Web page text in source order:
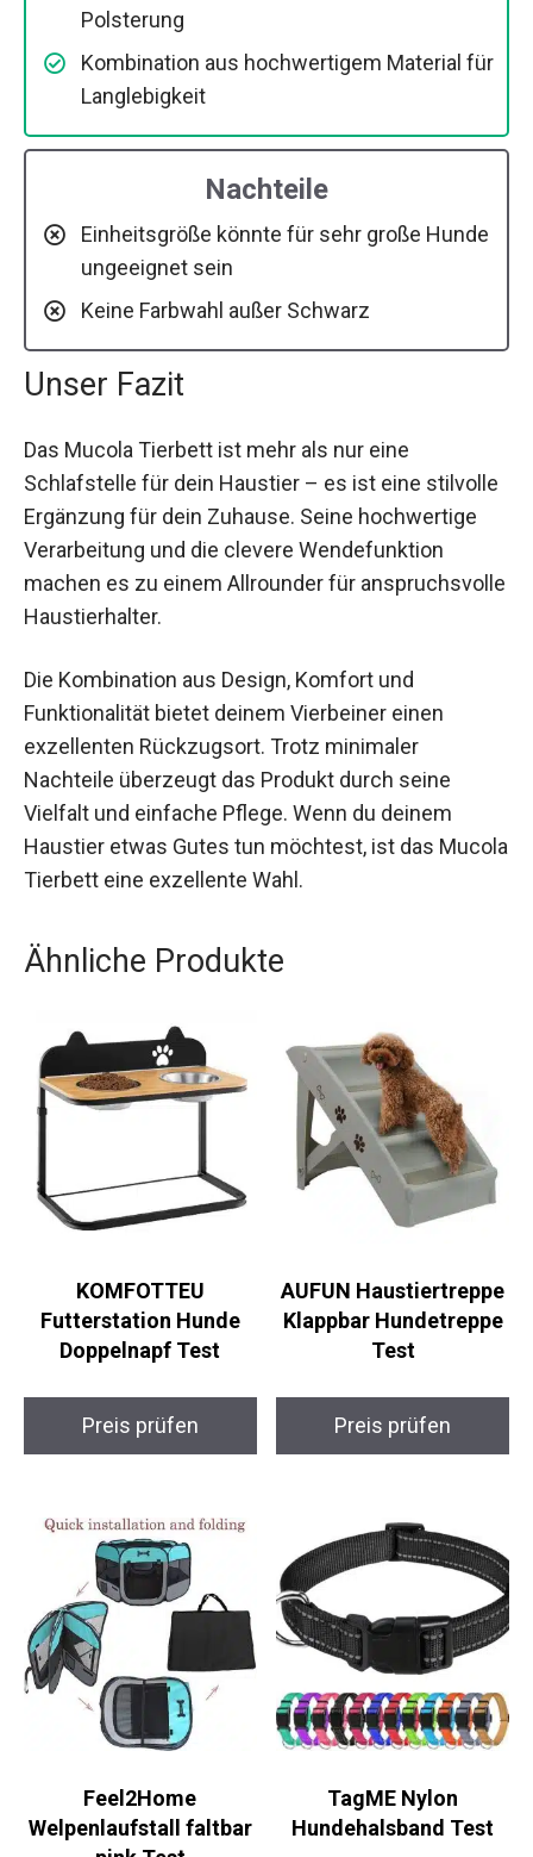
Polsterung
Kombination aus hochwertigem Material für
Langlebigkeit
Nachteile
Einheitsgröße könnte für sehr große Hunde
ungeeignet sein
Keine Farbwahl außer Schwarz
Unser Fazit
Das Mucola Tierbett ist mehr als nur eine
Schlafstelle für dein Haustier – es ist eine stilvolle
Ergänzung für dein Zuhause. Seine hochwertige
Verarbeitung und die clevere Wendefunktion
machen es zu einem Allrounder für anspruchsvolle
Haustierhalter.
Die Kombination aus Design, Komfort und
Funktionalität bietet deinem Vierbeiner einen
exzellenten Rückzugsort. Trotz minimaler
Nachteile überzeugt das Produkt durch seine
Vielfalt und einfache Pflege. Wenn du deinem
Haustier etwas Gutes tun möchtest, ist das Mucola
Tierbett eine exzellente Wahl.
Ähnliche Produkte
KOMFOTTEU
Futterstation Hunde
Doppelnapf Test
Preis prüfen
AUFUN Haustiertreppe
Klappbar Hundetreppe
Test
Preis prüfen
Feel2Home
Welpenlaufstall faltbar
TagME Nylon
Hundehalsband Test